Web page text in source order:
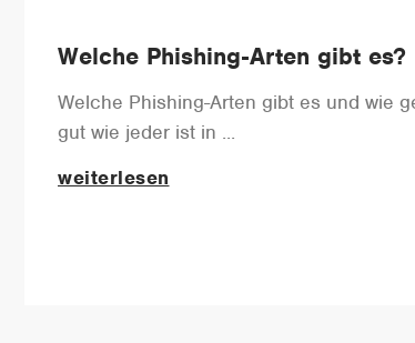
Welche Phishing-Arten gibt es?
Welche Phishing-Arten gibt es und wie
gut wie jeder ist in
weiterlesen